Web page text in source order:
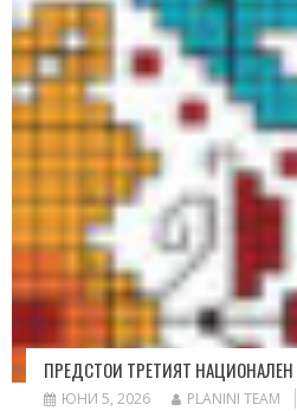
ПРЕДСТОИ ТРЕТИЯТ
ЮНИ 5, 2026 PLANINI TEAM